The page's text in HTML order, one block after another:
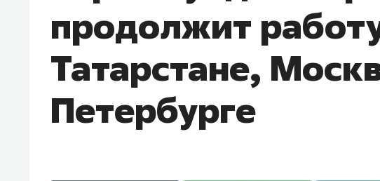
продолжит
Татарстане,
Петербурге
рынки, почему надо знать аксакалов и
чем интересен Оман?
клиентах